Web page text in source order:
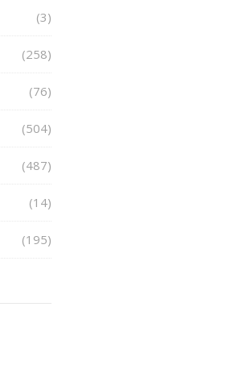
(3)
(258)
(76)
(504)
(487)
(14)
(195)